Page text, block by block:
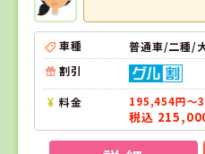
車種
普通車/二種/
割引
料金 195,454円～
税込